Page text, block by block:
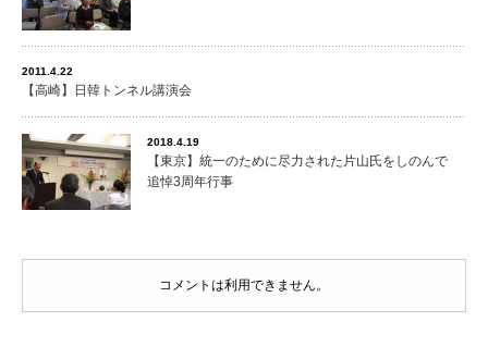
2011.4.22
【高崎】日韓トンネル講演会
2018.4.19
【東京】統一のために尽力された片山氏をしのんで
追悼3周年行事
コメントは利用できません。